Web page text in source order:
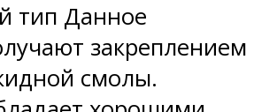
тип Данное
закреплением
смолы.